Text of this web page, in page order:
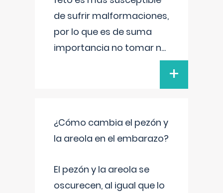
de sufrir malformaciones,
por lo que es de suma
importancia no tomar n...
+
¿Cómo cambia el pezón y
la areola en el embarazo?
El pezón y la areola se
oscurecen, al igual que lo